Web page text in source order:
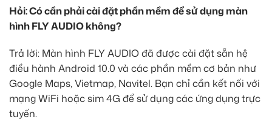
Hỏi: Có cần phải cài đặt phần mềm để sử dụng màn
hình FLY AUDIO không?
Trả lời: Màn hình FLY AUDIO đã được cài đặt sẵn hệ
điều hành Android 10.0 và các phần mềm cơ bản như
Google Maps, Vietmap, Navitel. Bạn chỉ cần kết nối với
mạng WiFi hoặc sim 4G để sử dụng các ứng dụng trực
tuyến.